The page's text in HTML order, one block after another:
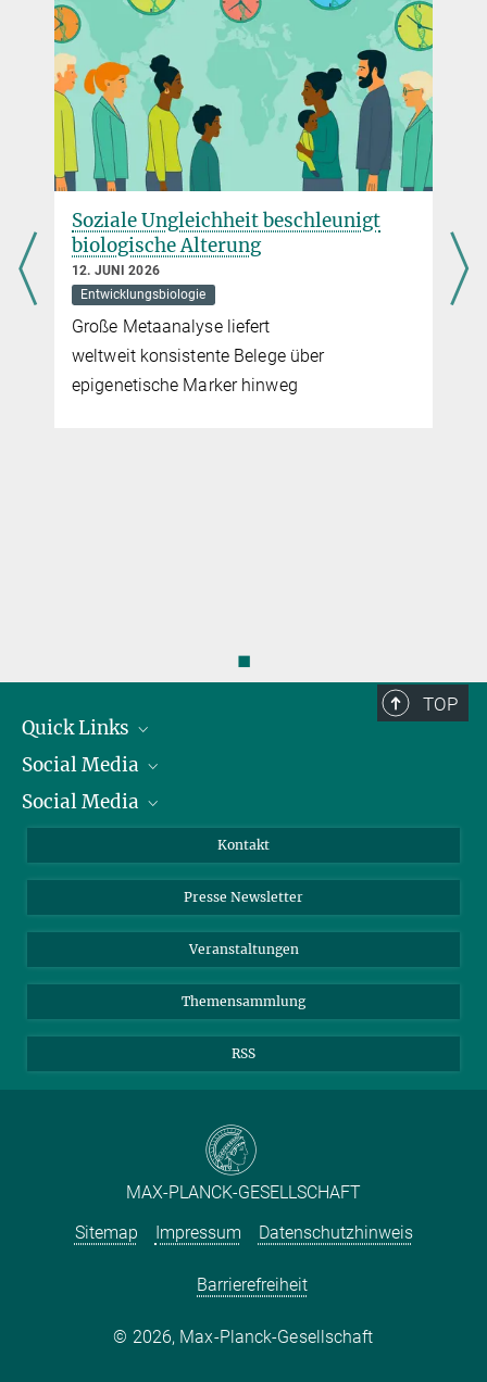
Soziale Ungleichheit beschleunigt
biologische Alterung
12. JUNI 2026
Entwicklungsbiologie
Große Metaanalyse liefert
weltweit konsistente Belege über
epigenetische Marker hinweg
◼
TOP
Quick Links
Präsident
Zahlen und Fakten
Meldestelle Fehlverhalten
Social Media
Bluesky
TikTok
Social Media
Instagram
YouTube
Kontakt
Presse Newsletter
Veranstaltungen
Themensammlung
RSS
MAX-PLANCK-GESELLSCHAFT
Sitemap
Impressum Datenschutzhinweis
Barrierefreiheit
2026, Max-Planck-Gesellschaft